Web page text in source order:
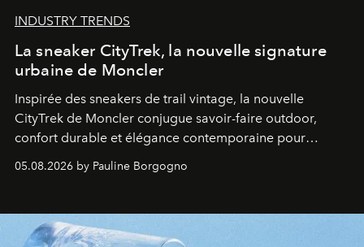
INDUSTRY TRENDS
La sneaker CityTrek, la nouvelle signature
urbaine de Moncler
Inspirée des sneakers de trail vintage, la nouvelle
CityTrek de Moncler conjugue savoir-faire outdoor,
confort durable et élégance contemporaine pour
accompagner les explorations du quotidien.
05.08.2026 by Pauline Borgogno